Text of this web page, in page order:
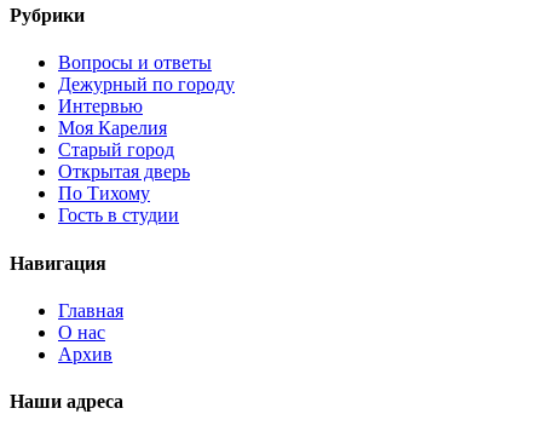
Рубрики
Вопросы и ответы
Дежурный по городу
Интервью
Моя Карелия
Старый город
Открытая дверь
По Тихому
Гость в студии
Навигация
Главная
О нас
Архив
Наши адреса